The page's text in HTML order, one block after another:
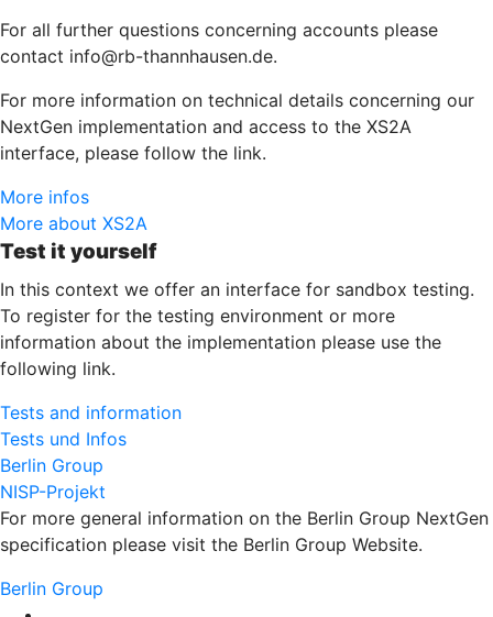
For all further questions concerning accounts please
contact info@rb-thannhausen.de.
For more information on technical details concerning our
NextGen implementation and access to the XS2A
interface, please follow the link.
More infos
More about XS2A
Test it yourself
In this context we offer an interface for sandbox testing.
To register for the testing environment or more
information about the implementation please use the
following link.
Tests and information
Tests und Infos
Berlin Group
NISP-Projekt
For more general information on the Berlin Group NextGen
specification please visit the Berlin Group Website.
Berlin Group